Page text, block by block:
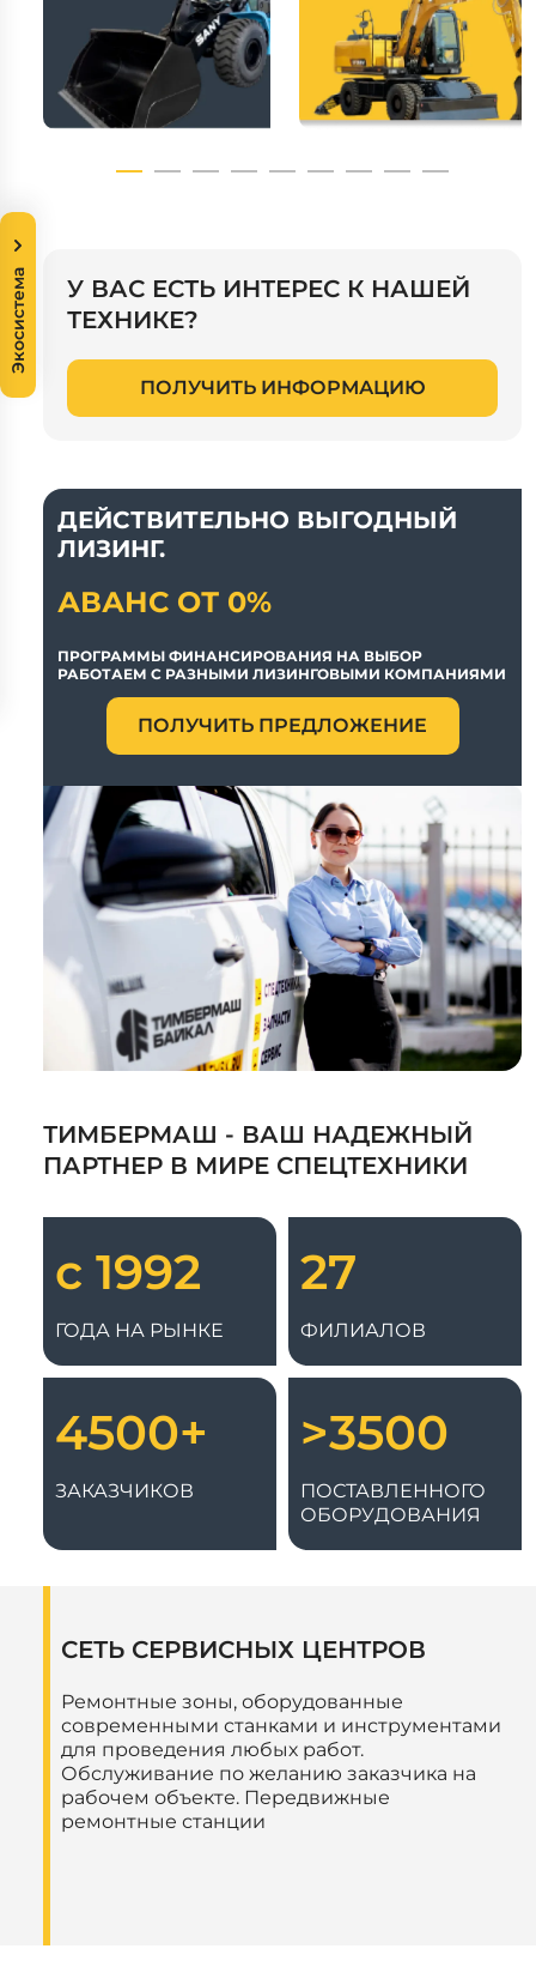
У ВАС ЕСТЬ ИНТЕРЕС К НАШЕЙ
ТЕХНИКЕ?
ПОЛУЧИТЬ ИНФОРМАЦИЮ
ДЕЙСТВИТЕЛЬНО ВЫГОДНЫЙ
ЛИЗИНГ.
АВАНС ОТ 0%
ПРОГРАММЫ ФИНАНСИРОВАНИЯ НА ВЫБОР
РАБОТАЕМ С РАЗНЫМИ ЛИЗИНГОВЫМИ КОМПАНИЯМИ
ПОЛУЧИТЬ ПРЕДЛОЖЕНИЕ
ТИМБЕРМАШ - ВАШ НАДЕЖНЫЙ
ПАРТНЕР В МИРЕ СПЕЦТЕХНИКИ
с 1992
ГОДА НА РЫНКЕ
27
ФИЛИАЛОВ
4500+
ЗАКАЗЧИКОВ
>3500
ПОСТАВЛЕННОГО
ОБОРУДОВАНИЯ
СЕТЬ СЕРВИСНЫХ ЦЕНТРОВ
Ремонтные зоны, оборудованные
современными станками и инструментами
для проведения любых работ.
Обслуживание по желанию заказчика на
рабочем объекте. Передвижные
ремонтные станции
Экосистема